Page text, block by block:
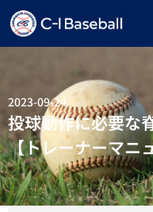
2023-09-24
投球動作に必要な
【トレーナーマニ